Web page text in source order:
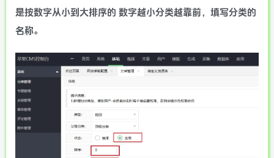
是按数字从小到大排序的 数字越小分类越靠前，填写分类的
名称。